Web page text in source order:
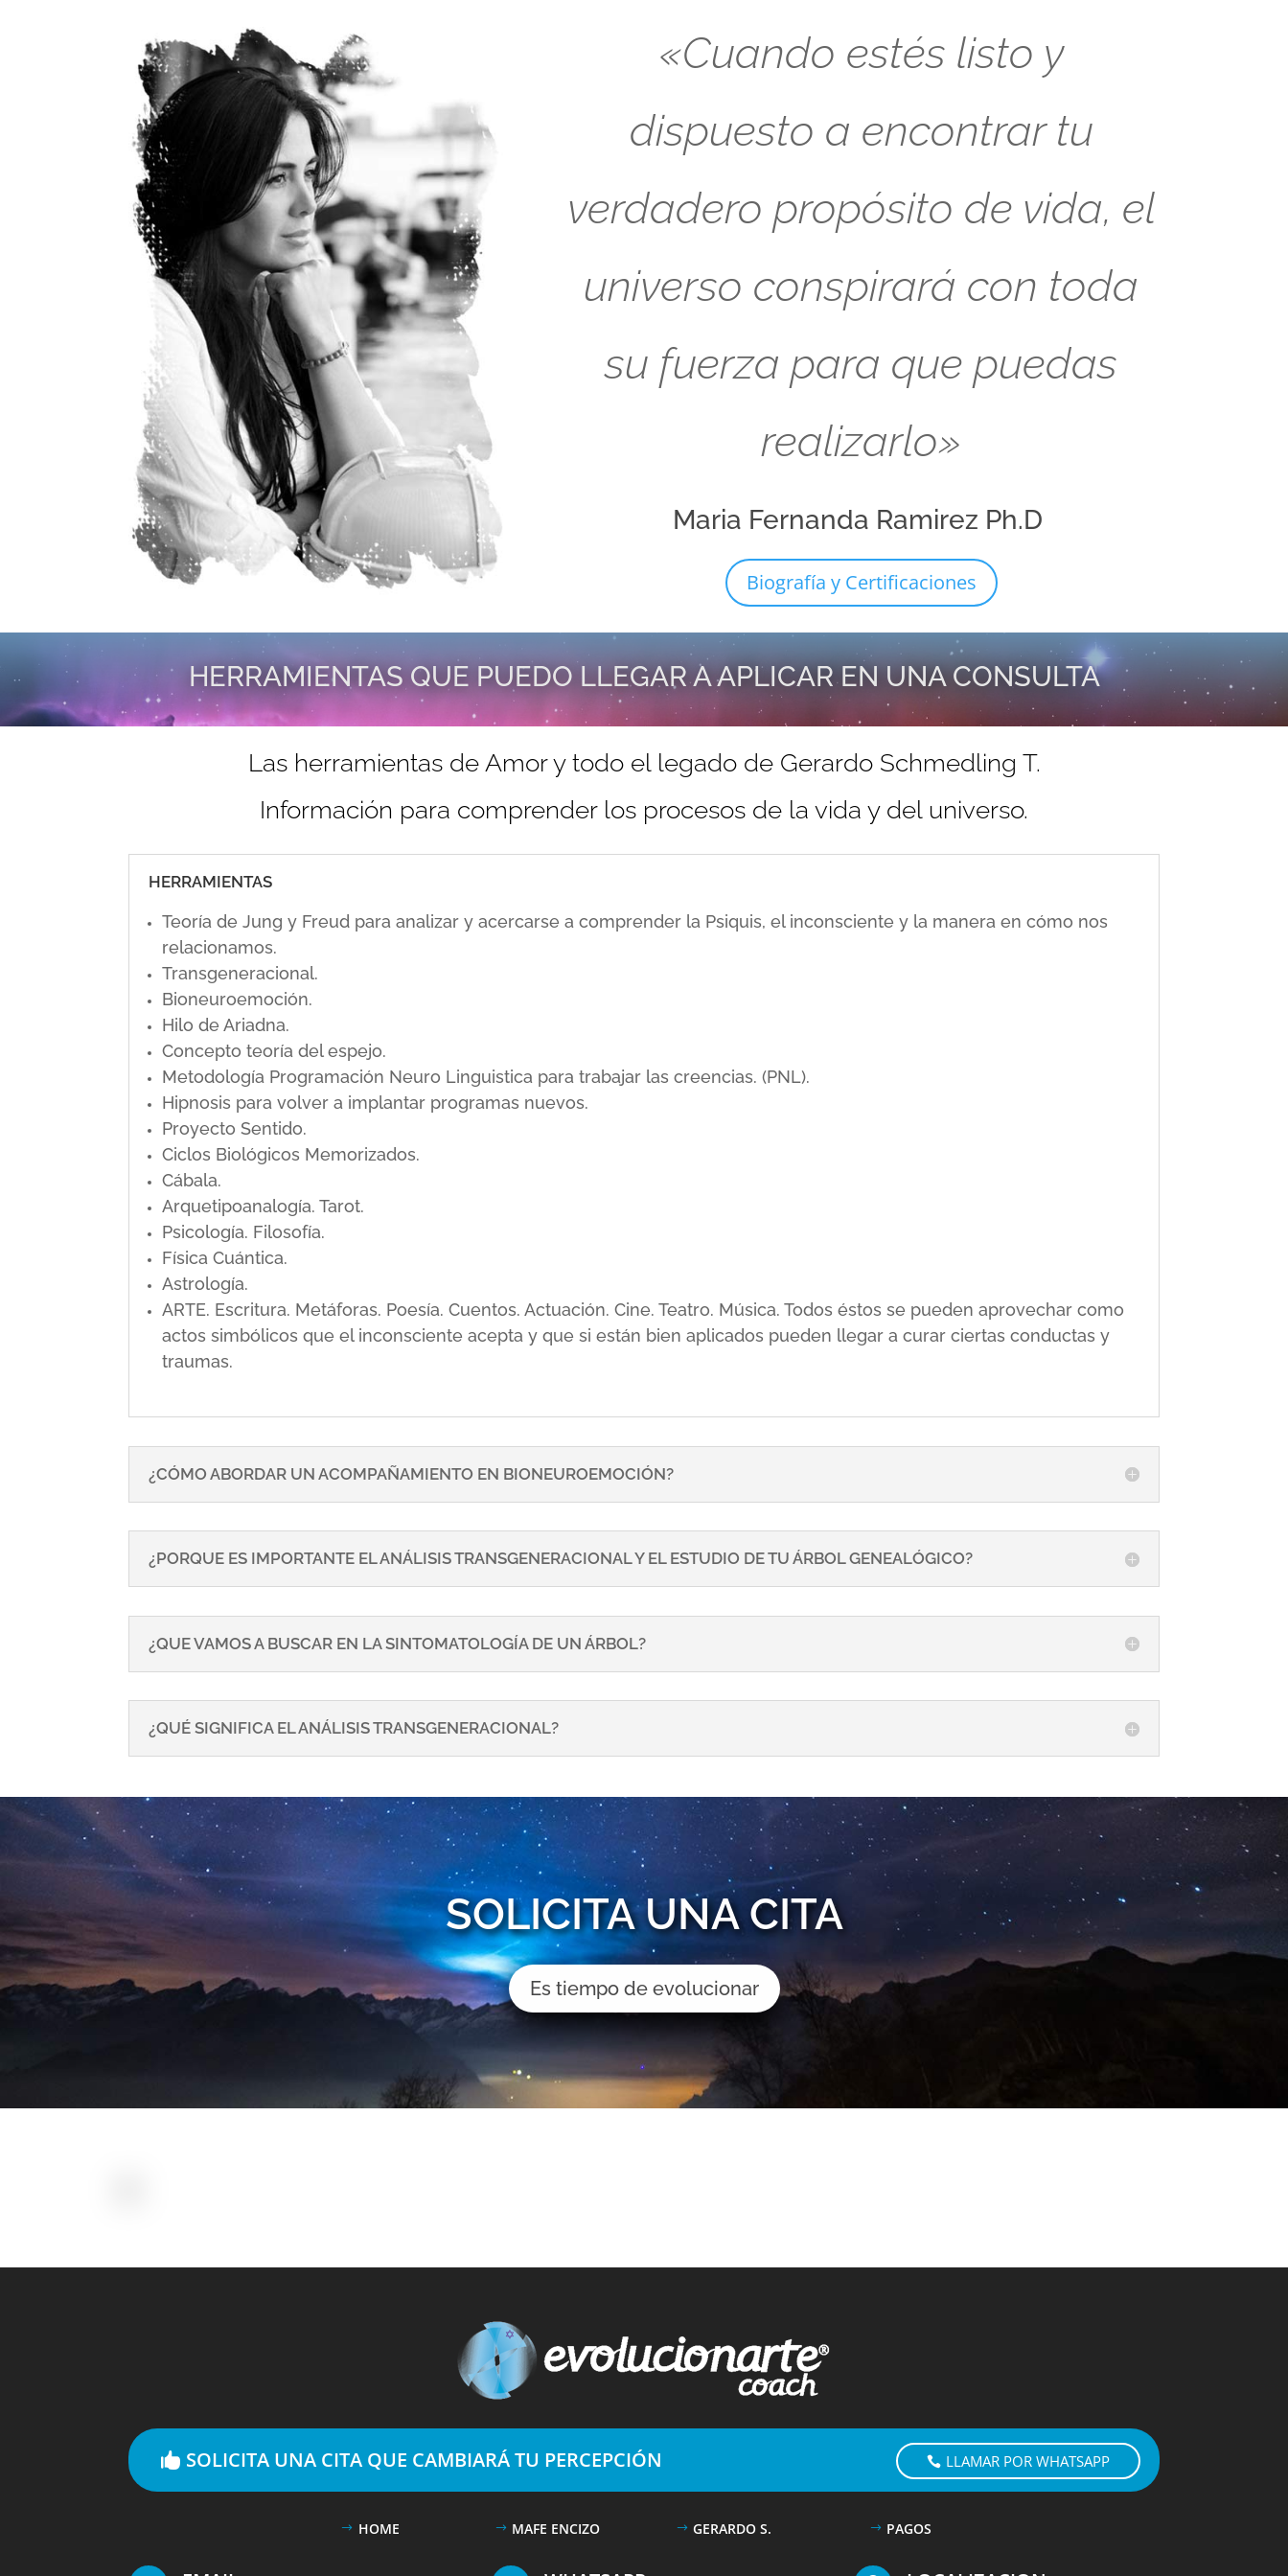
«Cuando estés listo y
dispuesto a encontrar tu
verdadero propósito de vida, el
universo conspirará con toda
su fuerza para que puedas
realizarlo»
Maria Fernanda Ramirez Ph.D
Biografía y Certificaciones
HERRAMIENTAS QUE PUEDO LLEGAR A APLICAR EN UNA CONSULTA
Las herramientas de Amor y todo el legado de Gerardo Schmedling T.
Información para comprender los procesos de la vida y del universo.
HERRAMIENTAS
Teoría de Jung y Freud para analizar y acercarse a comprender la Psiquis, el inconsciente y la manera en cómo nos
relacionamos.
Transgeneracional.
Bioneuroemoción.
Hilo de Ariadna.
Concepto teoría del espejo.
Metodología Programación Neuro Linguistica para trabajar las creencias. (PNL).
Hipnosis para volver a implantar programas nuevos.
Proyecto Sentido.
Ciclos Biológicos Memorizados.
Cábala.
Arquetipoanalogía. Tarot.
Psicología. Filosofía.
Física Cuántica.
Astrología.
ARTE. Escritura. Metáforas. Poesía. Cuentos. Actuación. Cine. Teatro. Música. Todos éstos se pueden aprovechar como
actos simbólicos que el inconsciente acepta y que si están bien aplicados pueden llegar a curar ciertas conductas y
traumas.
¿CÓMO ABORDAR UN ACOMPAÑAMIENTO EN BIONEUROEMOCIÓN?
¿PORQUE ES IMPORTANTE EL ANÁLISIS TRANSGENERACIONAL Y EL ESTUDIO DE TU ÁRBOL GENEALÓGICO?
¿QUE VAMOS A BUSCAR EN LA SINTOMATOLOGÍA DE UN ÁRBOL?
¿QUÉ SIGNIFICA EL ANÁLISIS TRANSGENERACIONAL?
SOLICITA UNA CITA
Es tiempo de evolucionar
SOLICITA UNA CITA QUE CAMBIARÁ TU PERCEPCIÓN LLAMAR POR WHATSAPP
HOME MAFE ENCIZO GERARDO S. PAGOS